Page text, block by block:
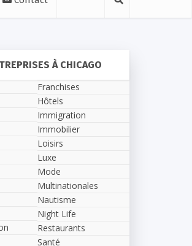
À CHICAGO
Franchises
Hôtels
Immigration
Immobilier
Loisirs
Luxe
Mode
Multinationales
Nautisme
Night Life
Restaurants
Santé